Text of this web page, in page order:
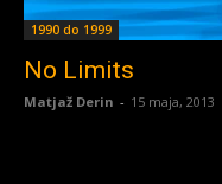
1990 do 1999
No Limits
Matjaž Derin - 15 maja, 2013